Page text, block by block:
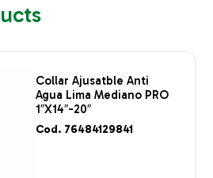
Collar Ajusatble Anti
Agua Lima Mediano PRO
1″X14″-20″
Cod. 76484129841